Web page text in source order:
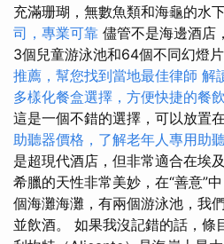
充滿珊瑚，無數魚類和海龜的水
司，專業可靠 儘管不是海邊酒店
3個兒童游泳池和64個不同幻燈
推薦，幫您找到當地最佳律師 解
多樣化餐盒選擇，方便快捷的餐
這是一個不錯的選擇，可以放置
助聽器價格，了解老年人專用助
是超現代酒店，但非常適合在埃
希臘的天性非常美妙，在“善意”
個海灘海灘，有兩個游泳池，我
並飲酒。 如果我沒記錯的話，條